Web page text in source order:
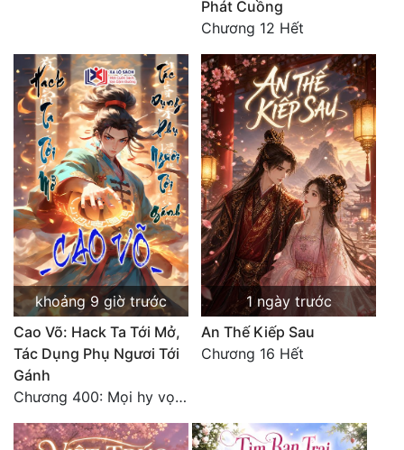
Phát Cuồng
Chương 12 Hết
khoảng 9 giờ trước
Cao Võ: Hack Ta Tới Mở,
Tác Dụng Phụ Ngươi Tới
Gánh
Chương 400: Mọi hy vọng đặt trên Tô Mặc!
1 ngày trước
An Thế Kiếp Sau
Chương 16 Hết